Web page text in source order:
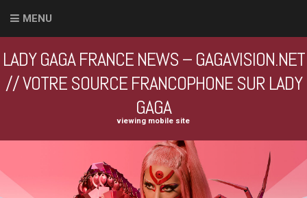
MENU
LADY GAGA FRANCE NEWS – GAGAVISION.NET
// VOTRE SOURCE FRANCOPHONE SUR LADY
GAGA
viewing mobile site